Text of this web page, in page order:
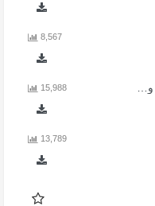
8,567
15,988
13,789